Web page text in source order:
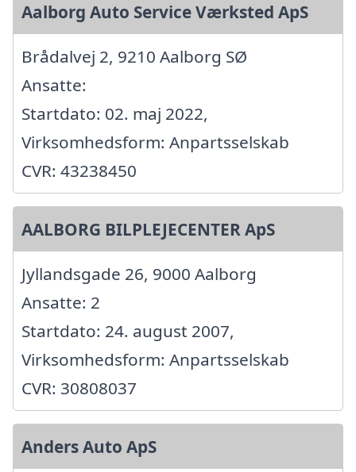
Aalborg Auto Service Værksted ApS
Brådalvej 2, 9210 Aalborg SØ
Ansatte:
Startdato: 02. maj 2022,
Virksomhedsform: Anpartsselskab
CVR: 43238450
AALBORG BILPLEJECENTER ApS
Jyllandsgade 26, 9000 Aalborg
Ansatte: 2
Startdato: 24. august 2007,
Virksomhedsform: Anpartsselskab
CVR: 30808037
Anders Auto ApS